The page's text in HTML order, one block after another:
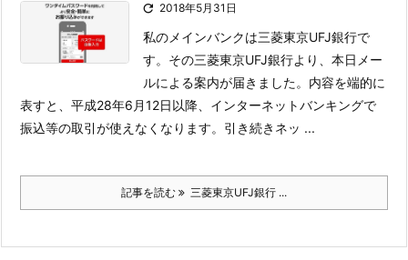
 2018年5月31日
私のメインバンクは三菱東京UFJ銀行で
す。その三菱東京UFJ銀行より、本日メー
ルによる案内が届きました。 内容を端的に
表すと、平成28年6月12日以降、インターネットバンキングで
振込等の取引が使えなくなります。引き続きネッ ...
記事を読む 三菱東京UFJ銀行 ...